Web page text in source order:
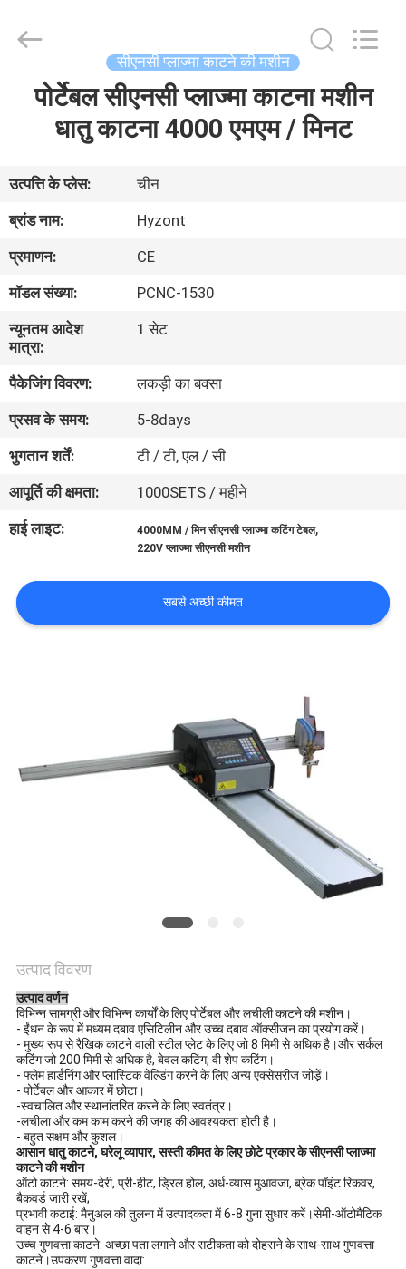
वीडियो
हमारे
बारे
में
कारखाना
भ्रमण
गुणवत्ता
नियंत्रण
एक
उद्धरण
साइटमैप
Technologies
Co.,Ltd..
सीएनसी प्लाज्मा काटने की मशीन
पोर्टेबल सीएनसी प्लाज्मा काटना मशीन
धातु काटना 4000 एमएम / मिनट
उत्पत्ति के प्लेस:
चीन
ब्रांड नाम:
Hyzont
प्रमाणन:
CE
मॉडल संख्या:
PCNC-1530
न्यूनतम आदेश
मात्रा:
1 सेट
पैकेजिंग विवरण:
लकड़ी का बक्सा
प्रसव के समय:
5-8days
भुगतान शर्तें:
टी / टी, एल / सी
आपूर्ति की क्षमता:
1000SETS / महीने
हाई लाइट:
4000MM / मिन सीएनसी प्लाज्मा कटिंग टेबल,
220V प्लाज्मा सीएनसी मशीन
सबसे अच्छी कीमत
उत्पाद विवरण
उत्पाद वर्णन
विभिन्न सामग्री और विभिन्न कार्यों के लिए पोर्टेबल और लचीली काटने की मशीन।
- ईंधन के रूप में मध्यम दबाव एसिटिलीन और उच्च दबाव ऑक्सीजन का प्रयोग करें।
- मुख्य रूप से रैखिक काटने वाली स्टील प्लेट के लिए जो 8 मिमी से अधिक है।और सर्कल
कटिंग जो 200 मिमी से अधिक है, बेवल कटिंग, वी शेप कटिंग।
- फ्लेम हार्डनिंग और प्लास्टिक वेल्डिंग करने के लिए अन्य एक्सेसरीज जोड़ें।
- पोर्टेबल और आकार में छोटा।
-स्वचालित और स्थानांतरित करने के लिए स्वतंत्र।
-लचीला और कम काम करने की जगह की आवश्यकता होती है।
- बहुत सक्षम और कुशल।
आसान धातु काटने, घरेलू व्यापार, सस्ती कीमत के लिए छोटे प्रकार के सीएनसी प्लाज्मा
काटने की मशीन
ऑटो काटने: समय-देरी, प्री-हीट, ड्रिल होल, अर्ध-व्यास मुआवजा, ब्रेक पॉइंट रिकवर,
बैकवर्ड जारी रखें;
प्रभावी कटाई: मैनुअल की तुलना में उत्पादकता में 6-8 गुना सुधार करें।सेमी-ऑटोमैटिक
वाहन से 4-6 बार।
उच्च गुणवत्ता काटने: अच्छा पता लगाने और सटीकता को दोहराने के साथ-साथ गुणवत्ता
काटने।उपकरण गुणवत्ता वादा: